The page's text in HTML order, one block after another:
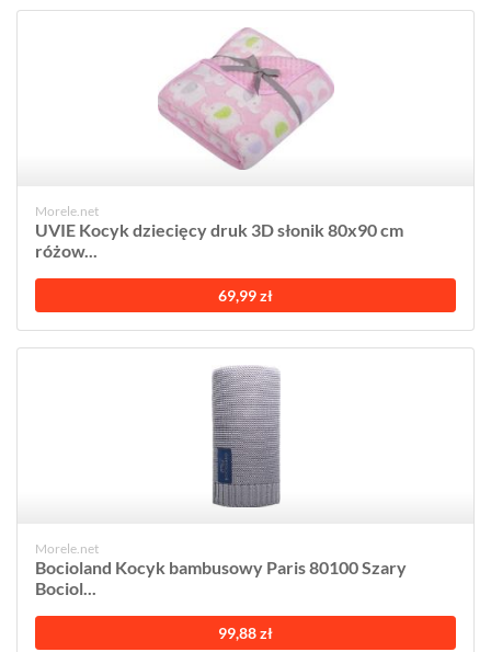
Morele.net
UVIE Kocyk dziecięcy druk 3D słonik 80x90 cm
różow...
69,99 zł
Morele.net
Bocioland Kocyk bambusowy Paris 80100 Szary
Bociol...
99,88 zł